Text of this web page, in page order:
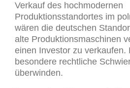
Verkauf des hochmodernen
Produktionsstandortes im
wären die deutschen
alte Produktionsmaschinen
einen Investor zu verkaufen.
besondere rechtliche
überwinden.